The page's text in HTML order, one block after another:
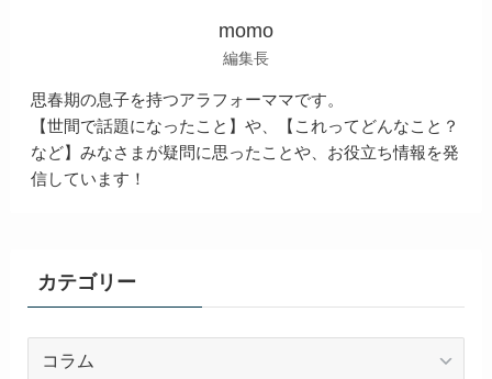
momo
編集長
思春期の息子を持つアラフォーママです。
【世間で話題になったこと】や、【これってどんなこと？
など】みなさまが疑問に思ったことや、お役立ち情報を発
信しています！
カテゴリー